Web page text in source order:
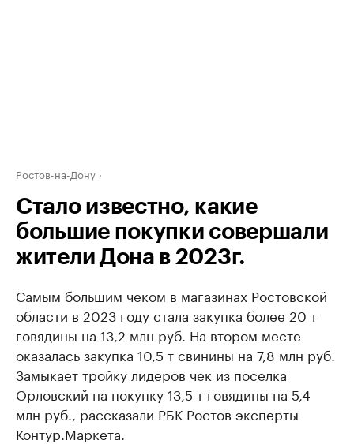
Ростов-на-Дону
Стало известно, какие
большие покупки совершали
жители Дона в 2023г.
Самым большим чеком в магазинах Ростовской
области в 2023 году стала закупка более 20 т
говядины на 13,2 млн руб. На втором месте
оказалась закупка 10,5 т свинины на 7,8 млн руб.
Замыкает тройку лидеров чек из поселка
Орловский на покупку 13,5 т говядины на 5,4
млн руб., рассказали РБК Ростов эксперты
Контур.Маркета.